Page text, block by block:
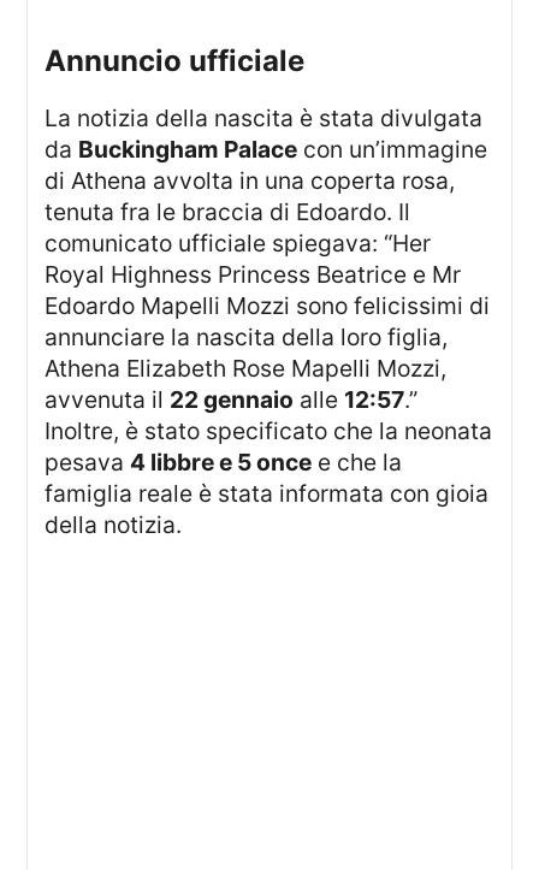
annuncio ufficiale
La notizia della nascita è stata divulgata
da Buckingham Palace con un’immagine
di Athena avvolta in una coperta rosa,
tenuta fra le braccia di Edoardo. Il
comunicato ufficiale spiegava: “Her
Royal Highness Princess Beatrice e Mr
Edoardo Mapelli Mozzi sono felicissimi di
annunciare la nascita della loro figlia,
Athena Elizabeth Rose Mapelli Mozzi,
avvenuta il 22 gennaio alle 12:57.”
Inoltre, è stato specificato che la neonata
pesava 4 libbre e 5 once e che la
famiglia reale è stata informata con gioia
della notizia.